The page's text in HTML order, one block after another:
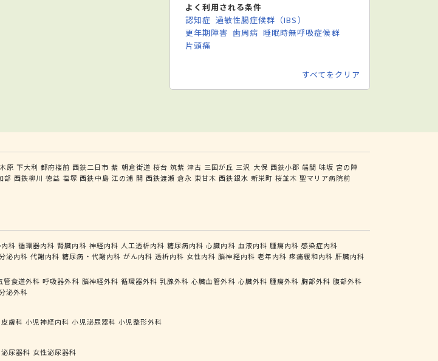
よく利用される条件
認知症 過敏性腸症候群（IBS）
更年期障害 歯周病 睡眠時無呼吸症候群
片頭痛
すべてをクリア
原 下大利 都府楼前 西鉄二日市 紫 朝倉街道 桜台 筑紫 津古 三国が丘 三沢 大保 西鉄小郡 端間 味坂 宮の陣
部 西鉄柳川 徳益 塩塚 西鉄中島 江の浦 開 西鉄渡瀬 倉永 東甘木 西鉄銀水 新栄町 桜並木 聖マリア病院前
科 循環器内科 腎臓内科 神経内科 人工透析内科 糖尿病内科 心臓内科 血液内科 腫瘍内科 感染症内科
泌内科 代謝内科 糖尿病・代謝内科 がん内科 透析内科 女性内科 脳神経内科 老年内科 疼痛緩和内科 肝臓内科
管食道外科 呼吸器外科 脳神経外科 循環器外科 乳腺外科 心臓血管外科 心臓外科 腫瘍外科 胸部外科 腹部外科
泌外科
膚科 小児神経内科 小児泌尿器科 小児整形外科
泌尿器科 女性泌尿器科